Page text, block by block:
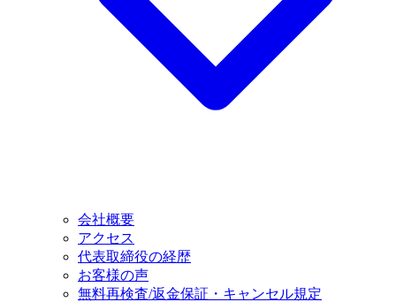
会社概要
アクセス
代表取締役の経歴
お客様の声
無料再検査/返金保証・キャンセル規定